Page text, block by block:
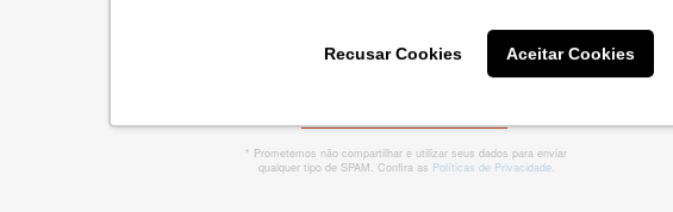
Recusar Cookies Aceitar Cookies
* Prometemos não compartilhar e utilizar seus dados para enviar
qualquer tipo de SPAM. Confira as Políticas de Privacidade.